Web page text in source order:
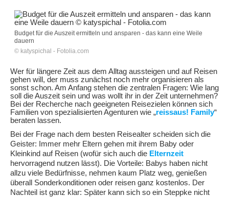
Budget für die Auszeit ermitteln und ansparen - das kann eine Weile
dauern
© katyspichal - Fotolia.com
Wer für längere Zeit aus dem Alltag aussteigen und auf Reisen
gehen will, der muss zunächst noch mehr organisieren als
sonst schon. Am Anfang stehen die zentralen Fragen: Wie lang
soll die Auszeit sein und was wollt ihr in der Zeit unternehmen?
Bei der Recherche nach geeigneten Reisezielen können sich
Familien von spezialisierten Agenturen wie „reissaus! Family“
beraten lassen.
Bei der Frage nach dem besten Reisealter scheiden sich die
Geister: Immer mehr Eltern gehen mit ihrem Baby oder
Kleinkind auf Reisen (wofür sich auch die Elternzeit
hervorragend nutzen lässt). Die Vorteile: Babys haben nicht
allzu viele Bedürfnisse, nehmen kaum Platz weg, genießen
überall Sonderkonditionen oder reisen ganz kostenlos. Der
Nachteil ist ganz klar: Später kann sich so ein Steppke nicht